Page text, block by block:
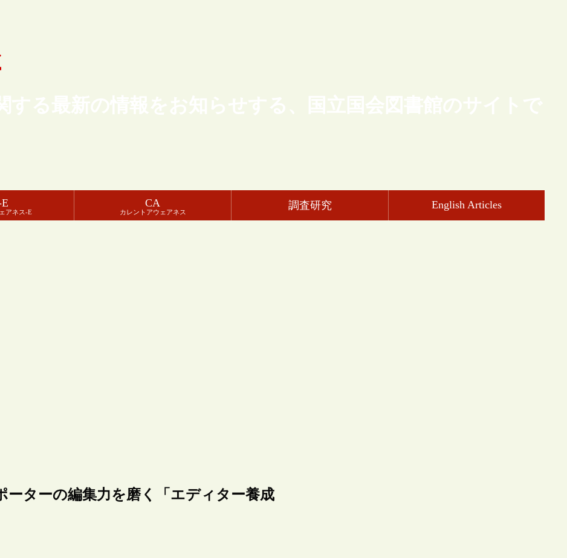
する最新の情報をお知らせする、国立国会図書館のサイトで
アネス-E
CA
カレントアウェアネス
調査研究 English Articles
ーターの編集力を磨く「エディター養成